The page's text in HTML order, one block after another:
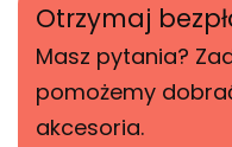
Otrzymaj
Masz pytania?
pomożemy
akcesoria.